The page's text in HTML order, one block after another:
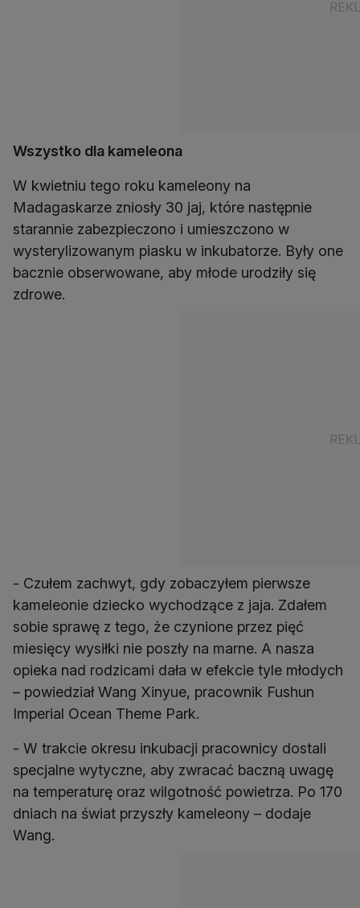
Wszystko dla kameleona
W kwietniu tego roku kameleony na
Madagaskarze zniosły 30 jaj, które następnie
starannie zabezpieczono i umieszczono w
wysterylizowanym piasku w inkubatorze. Były one
bacznie obserwowane, aby młode urodziły się
zdrowe.
- Czułem zachwyt, gdy zobaczyłem pierwsze
kameleonie dziecko wychodzące z jaja. Zdałem
sobie sprawę z tego, że czynione przez pięć
miesięcy wysiłki nie poszły na marne. A nasza
opieka nad rodzicami dała w efekcie tyle młodych
– powiedział Wang Xinyue, pracownik Fushun
Imperial Ocean Theme Park.
- W trakcie okresu inkubacji pracownicy dostali
specjalne wytyczne, aby zwracać baczną uwagę
na temperaturę oraz wilgotność powietrza. Po 170
dniach na świat przyszły kameleony – dodaje
Wang.